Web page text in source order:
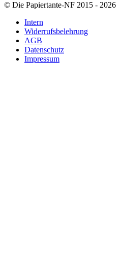
© Die Papiertante-NF 2015 - 2026
Intern
Widerrufsbelehrung
AGB
Datenschutz
Impressum